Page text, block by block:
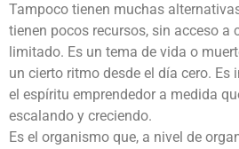
Tampoco tienen muchas
tienen pocos recursos, sin acceso a
limitado. Es un tema de vida o
un cierto ritmo desde el día cero. Es
el espíritu emprendedor a medida
escalando y creciendo.
Es el organismo que, a nivel de